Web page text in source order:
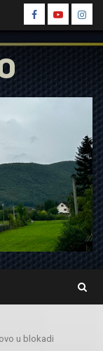
Spin
Facebook
Spin
Youtube
Spin
u blokadi